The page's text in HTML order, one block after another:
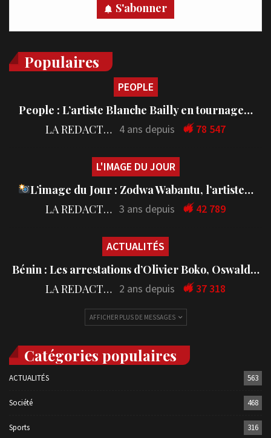
S'abonner
Populaires
PEOPLE
People : L’artiste Blanche Bailly en tournage…
LA REDACTION 4 ans depuis 78 547
L'IMAGE DU JOUR
L’image du Jour : Zodwa Wabantu, l’artiste…
LA REDACTION 3 ans depuis 42 789
ACTUALITÉS
Bénin : Les arrestations d’Olivier Boko, Oswald…
LA REDACTION 2 ans depuis 37 318
AFFICHER PLUS DE MESSAGES
Catégories populaires
ACTUALITÉS 563
Société 468
Sports 316